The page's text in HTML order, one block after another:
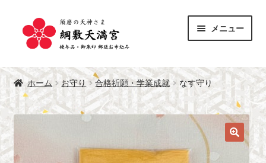
ー
シ
ン
へ
ス
キ
ン
ツ
ス
キ
ッ
プ
メニュー
授与品
ブ
ニ
ュ
ー
御朱印
ブ
メ
ニ
ホーム お守り 合格祈願・学業成就 なす守り